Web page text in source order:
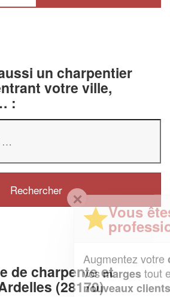
un charpentier
votre ville,
:
de charpente et
(28170)
Vous êtes un
professionnel ?
chiffre d'affaireset
tout en gagnant de
clients!